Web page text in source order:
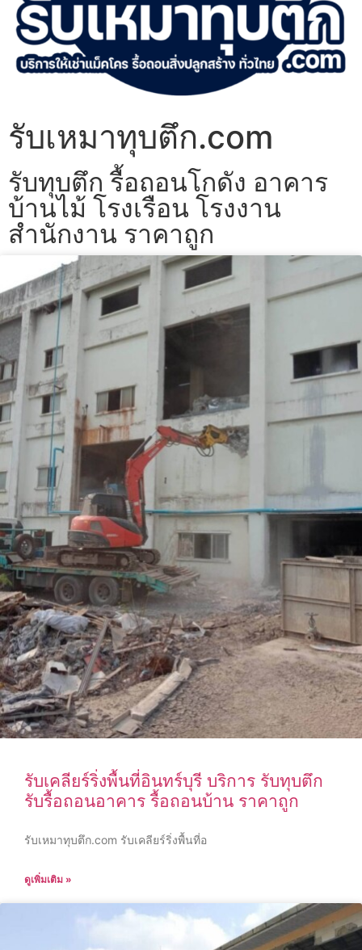
รับเหมาทุบตึก.com
รับทุบตึก รื้อถอนโกดัง อาคาร
บ้านไม้ โรงเรือน โรงงาน
สำนักงาน ราคาถูก
รับเคลียร์ริ่งพื้นที่อินทร์บุรี บริการ รับทุบตึก
รับรื้อถอนอาคาร รื้อถอนบ้าน ราคาถูก
รับเหมาทุบตึก.com รับเคลียร์ริ่งพื้นที่อ
ดูเพิ่มเติม »